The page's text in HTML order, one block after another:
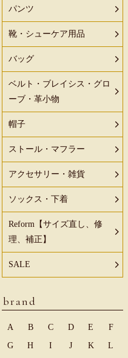
パンツ
靴・シューケア用品
バッグ
ベルト・ブレイシス・グロ
ーブ・革小物
帽子
ストール・マフラー
アクセサリー・雑貨
ソックス・下着
Reform【サイズ直し、修
理、補正】
SALE
brand
A B C D E
F
G
H I J K
L